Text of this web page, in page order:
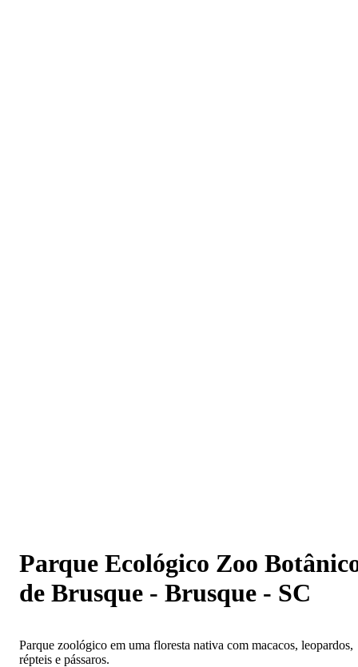
Parque Ecológico Zoo
de Brusque - Brusque - SC
Parque zoológico em uma floresta nativa com macacos, leopardos,
répteis e pássaros.